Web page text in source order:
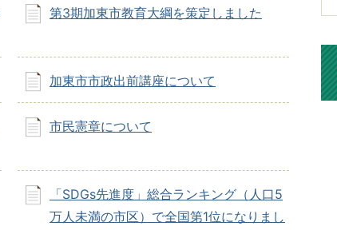
第3期加東市教育大綱を策定しました
加東市市政出前講座について
市民憲章について
「SDGs先進度」総合ランキング（人口5
万人未満の市区）で全国第1位になりまし